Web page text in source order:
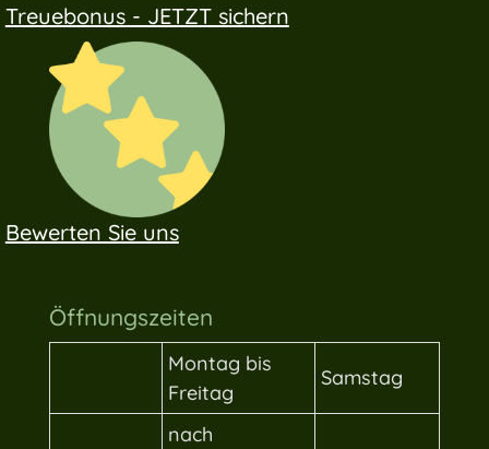
Treuebonus - JETZT sichern
Bewerten Sie uns
Öffnungszeiten
Montag bis
Freitag
Samstag
nach